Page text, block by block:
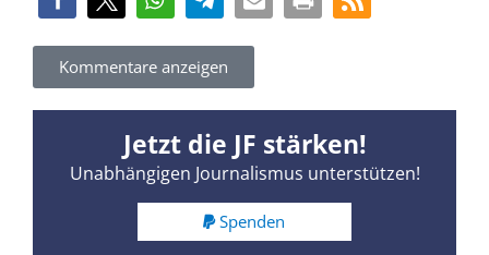
Kommentare anzeigen
Jetzt die JF stärken!
Unabhängigen Journalismus unterstützen!
Spenden